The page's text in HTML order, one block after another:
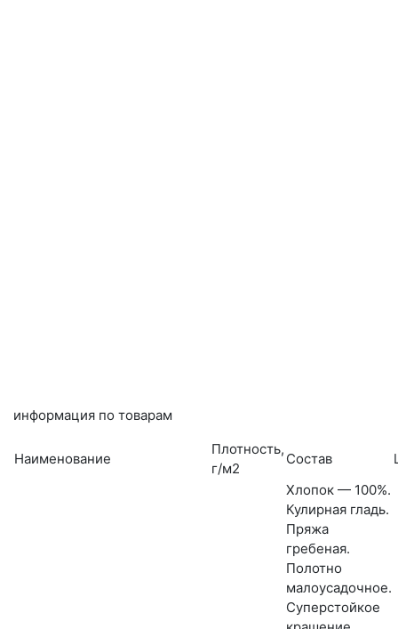
информация по товарам
Наименование
Плотность,
г/м2
Состав
Хлопок — 100%.
Кулирная гладь.
Пряжа
гребеная.
Полотно
малоусадочное.
Суперстойкое